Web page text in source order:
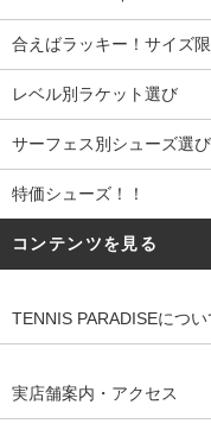
合えばラッキー！サイズ
レベル別ラケット選び
サーフェス別シューズ選び
特価シューズ！！
コンテンツを見る
TENNIS PARADISEについ
実店舗案内・アクセス